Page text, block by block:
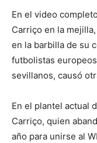
En el video
Carriço en la
en la barbilla de su
futbolistas
sevillanos, causó
En el plantel actual
Carriço, quien
año para unirse al